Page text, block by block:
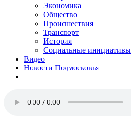
Экономика
Общество
Происшествия
Транспорт
История
Социальные инициативы
Видео
Новости Подмосковья